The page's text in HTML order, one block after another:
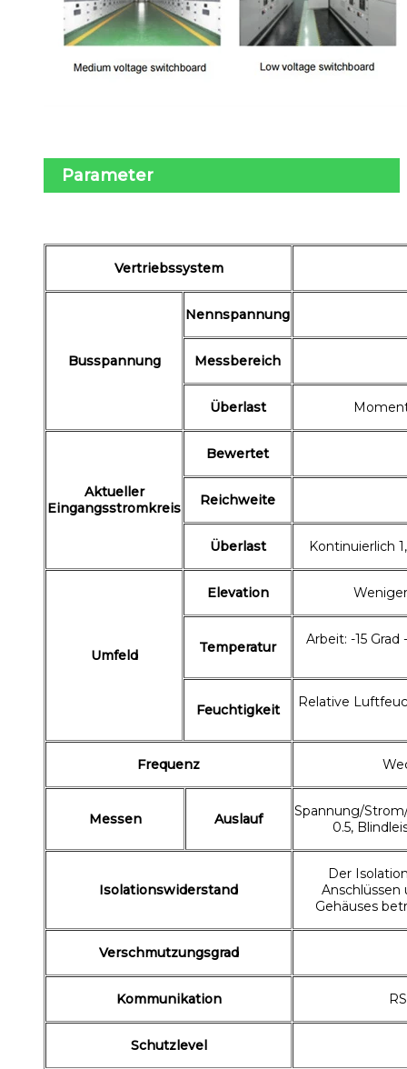
Parameter
Vertriebssystem
Busspannung
Nennspannung
Messbereich
Überlast
Aktueller
Eingangsstromkreis
Bewertet
Reichweite
Überlast Kontinuierlich
Umfeld
Elevation
Temperatur Arbeit: -15 Grad
Feuchtigkeit Relative
Frequenz
Messen Auslauf
Spannung/
0.5,
Isolationswiderstand
Der
Anschlüssen
Gehäuses
Verschmutzungsgrad
Kommunikation
Schutzlevel